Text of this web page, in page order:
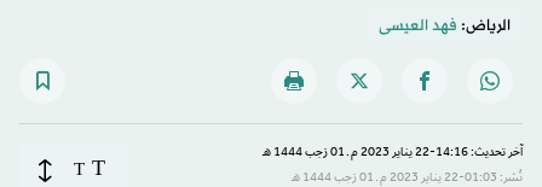
الرياض: فهد العيسى
آخر تحديث: 14:16-22 يناير 2023 م ـ 01 رَجب 1444 هـ
نُشر: 01:03-22 يناير 2023 م ـ 01 رَجب 1444 هـ
T
T